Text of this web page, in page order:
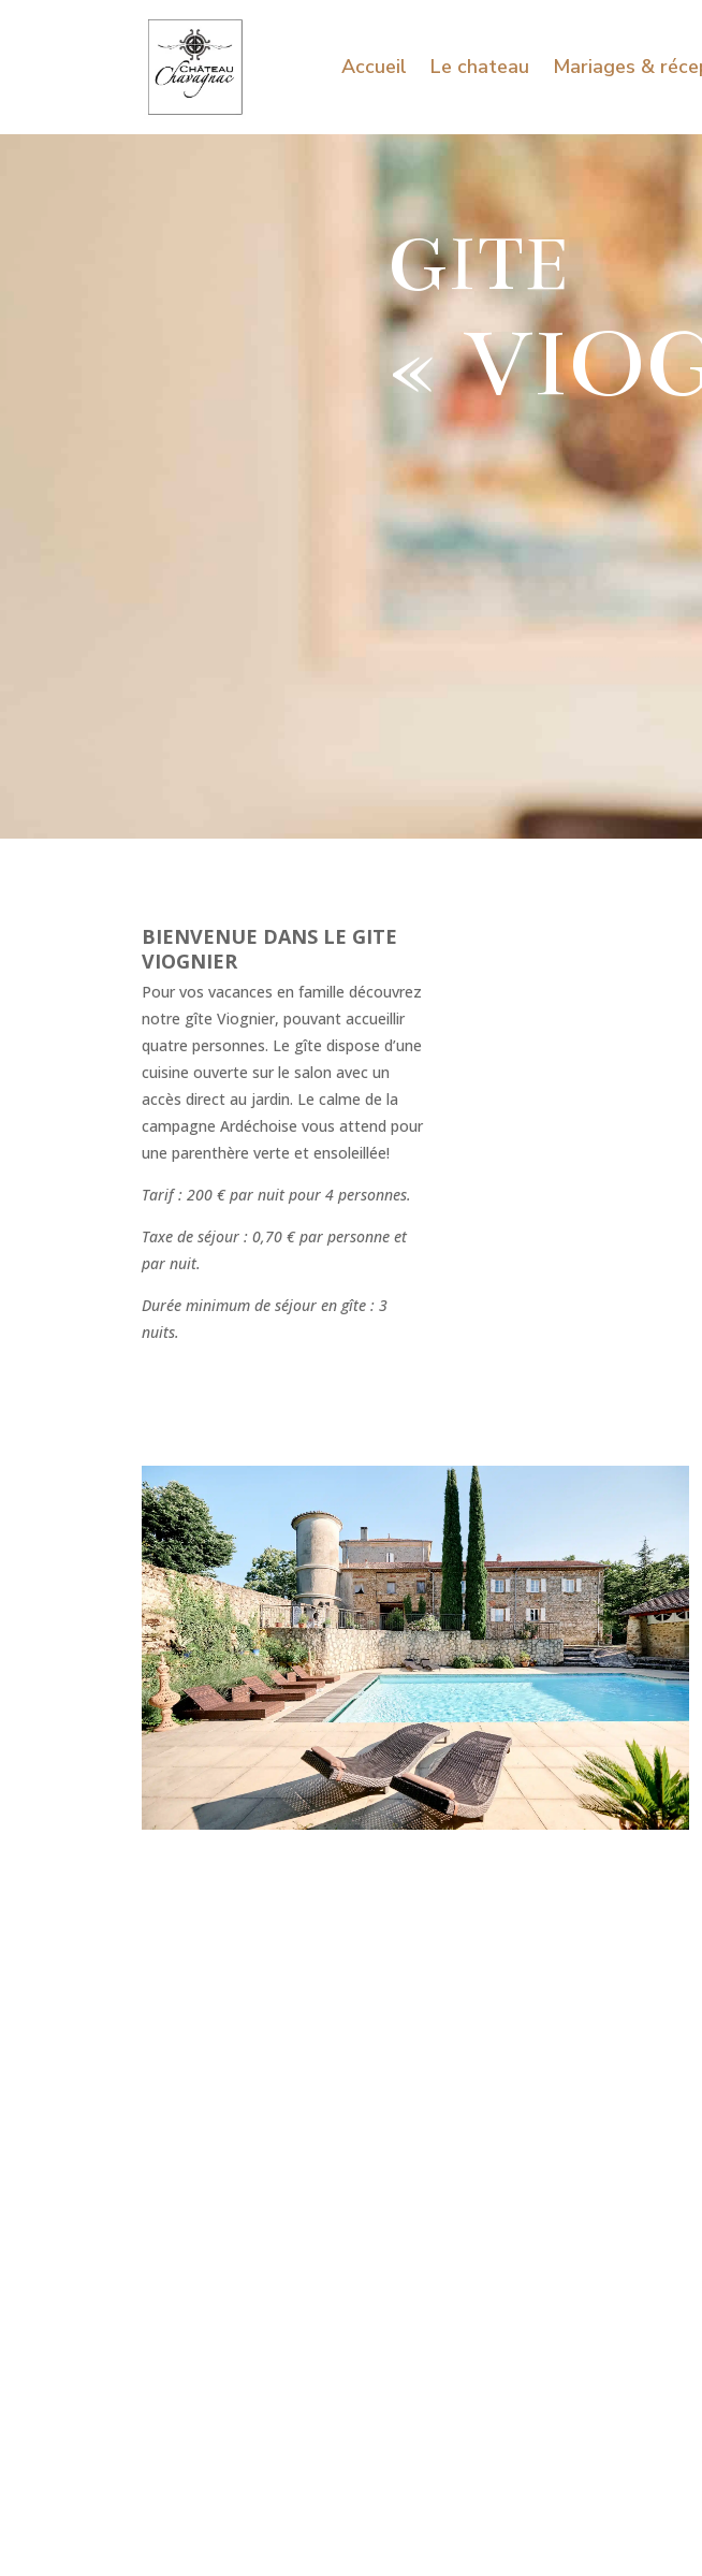
Accueil Le chateau Mariages &
GITE
«
BIENVENUE DANS LE GITE
VIOGNIER
Pour vos vacances en famille découvrez
notre gîte Viognier, pouvant accueillir
quatre personnes. Le gîte dispose d’une
cuisine ouverte sur le salon avec un
accès direct au jardin. Le calme de la
campagne Ardéchoise vous attend pour
une parenthère verte et ensoleillée!
Tarif : 200 € par nuit pour 4 personnes.
Taxe de séjour : 0,70 € par personne et
par nuit.
Durée minimum de séjour en gîte : 3
nuits.